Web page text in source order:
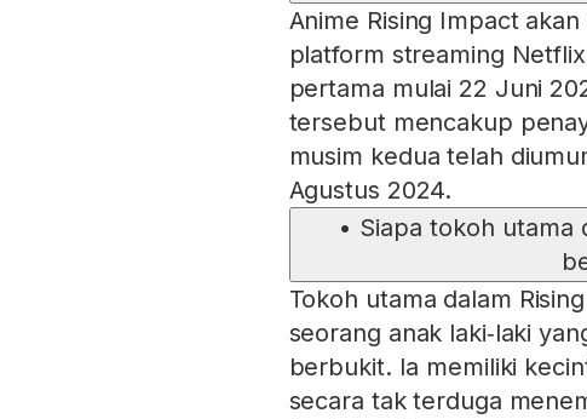
Anime Rising Impact
platform streaming
pertama mulai 22 Juni
tersebut mencakup
musim kedua telah
Agustus 2024.
• Siapa tokoh utama
Tokoh utama dalam
seorang anak laki‑laki
berbukit. Ia memiliki
secara tak terduga